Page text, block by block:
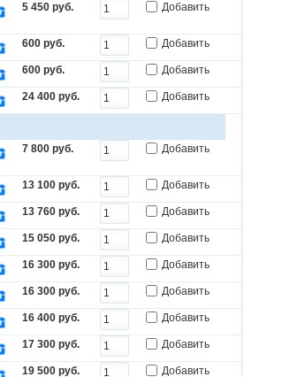
5 450 руб. Добавить
600 руб. Добавить
600 руб. Добавить
24 400 руб. Добавить
7 800 руб. Добавить
13 100 руб. Добавить
13 760 руб. Добавить
15 050 руб. Добавить
16 300 руб. Добавить
16 300 руб. Добавить
16 400 руб. Добавить
17 300 руб. Добавить
19 500 руб. Добавить